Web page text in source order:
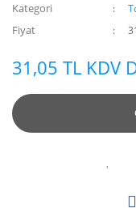
Kategori
Fiyat
31,05 TL KDV